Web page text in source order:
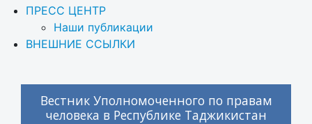
ПРЕСС ЦЕНТР
Наши публикации
ВНЕШНИЕ ССЫЛКИ
Вестник Уполномоченного по правам
человека в Республике Таджикистан